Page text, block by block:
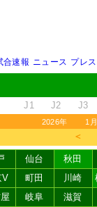
合速報 ニュース プレ
J1 J2 J3
2026年 1月
＜
仙台 秋田
V 町田 川崎
岐阜 滋賀